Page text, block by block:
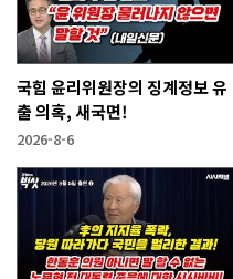
국힘 윤리위원장의 징계정보 유
출 의혹, 새국면!
2026-8-6